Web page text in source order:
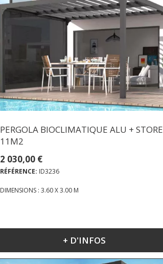
PERGOLA BIOCLIMATIQUE ALU + STORE
11M2
2 030,00 €
RÉFÉRENCE: ID3236
DIMENSIONS : 3.60 X 3.00 M
+ D'INFOS